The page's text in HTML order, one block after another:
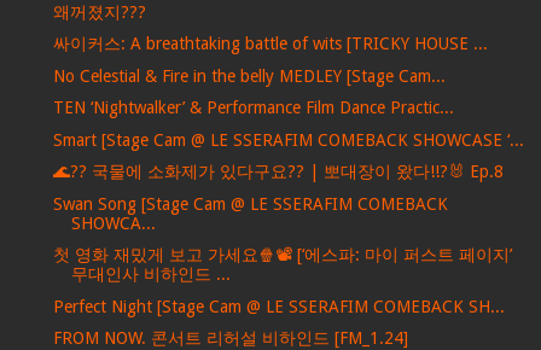
왜꺼졌지???
싸이커스: A breathtaking battle of wits [TRICKY HOUSE ...
No Celestial & Fire in the belly MEDLEY [Stage Cam...
TEN ‘Nightwalker’ & Performance Film Dance Practic...
Smart [Stage Cam @ LE SSERAFIM COMEBACK SHOWCASE ‘...
🌊?? 국물에 소화제가 있다구요?? | 뽀대장이 왔다!!?🐰 Ep.8
Swan Song [Stage Cam @ LE SSERAFIM COMEBACK
SHOWCA...
첫 영화 재밌게 보고 가세요🍿📽️ [‘에스파: 마이 퍼스트 페이지’
무대인사 비하인드 ...
Perfect Night [Stage Cam @ LE SSERAFIM COMEBACK SH...
FROM NOW. 콘서트 리허설 비하인드 [FM_1.24]